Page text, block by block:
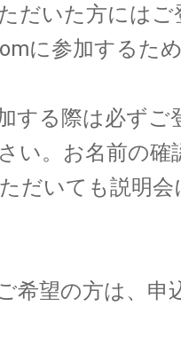
だいた方には
に参加するた
する際は必ず
い。お名前の
だいても説明
希望の方は、申